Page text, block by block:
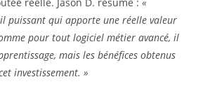
puissant qui apporte une réelle valeur
pour tout logiciel métier avancé, il
mais les bénéfices obtenus
investissement. »